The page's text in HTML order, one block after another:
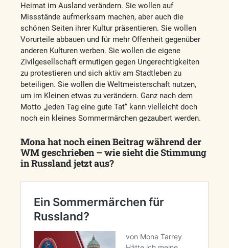
Heimat im Ausland verändern. Sie wollen auf
Missstände aufmerksam machen, aber auch die
schönen Seiten ihrer Kultur präsentieren. Sie wollen
Vorurteile abbauen und für mehr Offenheit gegenüber
anderen Kulturen werben. Sie wollen die eigene
Zivilgesellschaft ermutigen gegen Ungerechtigkeiten
zu protestieren und sich aktiv am Stadtleben zu
beteiligen. Sie wollen die Weltmeisterschaft nutzen,
um im Kleinen etwas zu verändern. Ganz nach dem
Motto „jeden Tag eine gute Tat“ kann vielleicht doch
noch ein kleines Sommermärchen gezaubert werden.
Mona hat noch einen Beitrag während der
WM geschrieben – wie sieht die Stimmung
in Russland jetzt aus?